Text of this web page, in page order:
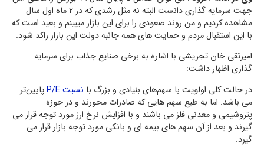
جهت سرمایه گذاری دانست البته نه مثل رشدی که در 2 ماه اول سال
مشاهده کردیم و من روند صعودی را برای این بازار میبینم و بعید است که
با این استقبال مردم و حمایت های همه جانبه دولت این بازار راکد شود.
امیرتقی خان تجریشی با اشاره به برخی صنایع جذاب برای سرمایه
گذاری اظهار داشت:
در حالت کلی اولویت با سهم‌های بنیادی و بزرگ با نسبت P/E
پایین‌تر
می باشد. اما به طبع سهم هایی که صادرات محورند و در حوزه
پتروشیمی و معدنی فلز می باشند و با افزایش نرخ ارز مورد توجه قرار می
گیرند و بعد از آن سهم های بیمه ای و بانکی مورد توجه بازار قرار می
گیرد.